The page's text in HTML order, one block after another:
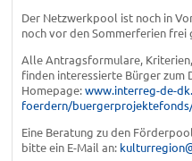
Der Netzwerkpool ist noch in
noch vor den Sommerferien frei
Alle Antragsformulare,
finden interessierte Bürger
Homepage:www.interreg-de-
foerdern/
Eine Beratung zu den
bitte ein E-Mail an: